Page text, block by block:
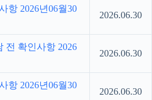
항 2026년06월30
2026.06.30
전 확인사항 2026
2026.06.30
항 2026년06월30
2026.06.30